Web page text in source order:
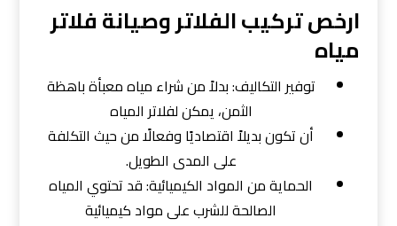
ارخص تركيب الفلاتر وصيانة فلاتر
مياه
توفير التكاليف: بدلاً من شراء مياه معبأة باهظة
الثمن، يمكن لفلاتر المياه
أن تكون بديلاً اقتصاديًا وفعالًا من حيث التكلفة
على المدى الطويل.
الحماية من المواد الكيميائية: قد تحتوي المياه
الصالحة للشرب على مواد كيميائية